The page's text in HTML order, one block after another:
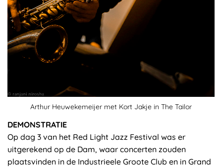
Arthur Heuwekemeijer met Kort Jakje in The Tailor
DEMONSTRATIE
Op dag 3 van het Red Light Jazz Festival was er
uitgerekend op de Dam, waar concerten zouden
plaatsvinden in de Industrieele Groote Club en in Grand